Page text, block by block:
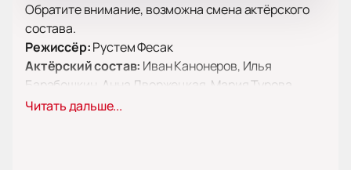
Обратите внимание, возможна смена актёрского
состава.
Режиссёр:Рустем Фесак
Актёрский состав: Иван Канонеров, Илья
Барабошкин, Анна Дворжецкая, Мария Турова,
Варвара Пахомова, Алексей Веселкин, Данила
Читать дальше...